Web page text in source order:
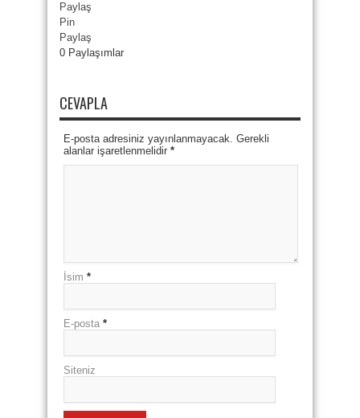
Paylaş
Pin
Paylaş
0 Paylaşımlar
CEVAPLA
E-posta adresiniz yayınlanmayacak. Gerekli
alanlar işaretlenmelidir *
İsim *
E-posta *
Siteniz